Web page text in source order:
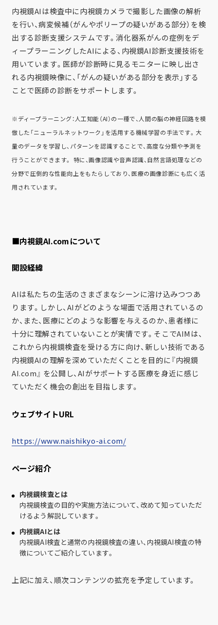
内視鏡AIは検査中に内視鏡カメラで撮影した画像の解析
を行い、病変候補（がんやポリープの疑いがある部分）を検
出する診断支援システムです。消化器系がんの症例をデ
ィープラーニングしたAIによる、内視鏡AI診断支援技術を
用いています。医師が診断時に見るモニターに映し出さ
れる内視鏡映像に、「がんの疑いがある部分を表示」する
ことで医師の診断をサポートします。
※ディープラーニング：人工知能（AI）の一種で、人間の脳の神経回路を模
倣した「ニューラルネットワーク」を活用する機械学習の手法です。大
量のデータを学習し、パターンを認識することで、高度な分類や予測を
行うことができます。 特に、画像認識や音声認識、自然言語処理などの
分野で圧倒的な性能向上をもたらしており、医療の画像診断にも広く活
用されています。
■内視鏡AI.comについて
開設経緯
AIは私たちの生活のさまざまなシーンに溶け込みつつあ
ります。しかし、AIがどのような場面で活用されているの
か、また、医療にどのような影響を与えるのか、患者様に
十分に理解されていないことが実情です。そこでAIMは、
これから内視鏡検査を受ける方に向け、新しい技術である
内視鏡AIの理解を深めていただくことを目的に『内視鏡
AI.com』 を公開し、AIがサポートする医療を身近に感じ
ていただく機会の創出を目指します。
ウェブサイトURL
https://www.naishikyo-ai.com/
ページ紹介
内視鏡検査とは
内視鏡検査の目的や実施方法について、改めて知っていただ
けるよう解説しています。
内視鏡AIとは
内視鏡AI検査と通常の内視鏡検査の違い、内視鏡AI検査の特
徴についてご紹介しています。
上記に加え、順次コンテンツの拡充を予定しています。